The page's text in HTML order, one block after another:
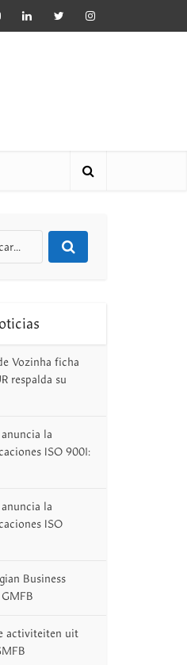
Vozinha ficha
respalda su
la
ISO 9001:
la
ISO
Business
activiteiten uit